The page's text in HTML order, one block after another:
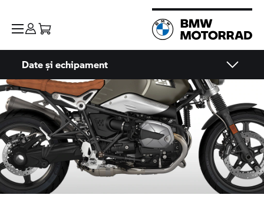
Date și echipament